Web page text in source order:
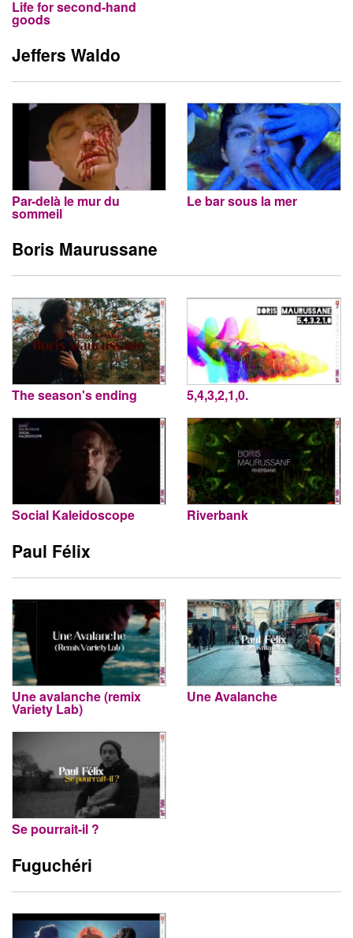
Life for second-hand
goods
Jeffers Waldo
Par-delà le mur du
sommeil
Le bar sous la mer
Boris Maurussane
The season's ending 5,4,3,2,1,0.
Social Kaleidoscope Riverbank
Paul Félix
Une avalanche (remix
Variety Lab)
Une Avalanche
Se pourrait-il ?
Fuguchéri